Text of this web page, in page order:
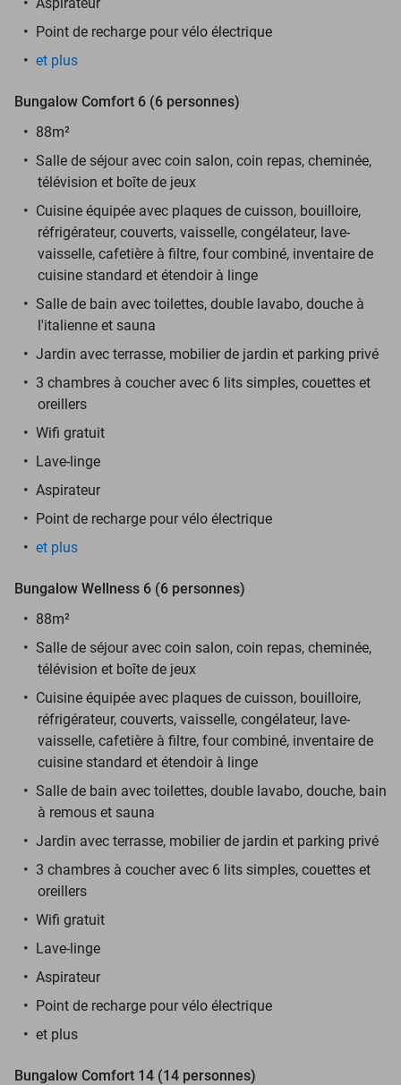
Point de recharge pour vélo électrique
et plus
Bungalow Comfort 6 (6 personnes)
88m²
Salle de séjour avec coin salon, coin repas, cheminée,
télévision et boîte de jeux
Cuisine équipée avec plaques de cuisson, bouilloire,
réfrigérateur, couverts, vaisselle, congélateur, lave-
vaisselle, cafetière à filtre, four combiné, inventaire de
cuisine standard et étendoir à linge
Salle de bain avec toilettes, double lavabo, douche à
l'italienne et sauna
Jardin avec terrasse, mobilier de jardin et parking privé
3 chambres à coucher avec 6 lits simples, couettes et
oreillers
Wifi gratuit
Lave-linge
Aspirateur
Point de recharge pour vélo électrique
et plus
Bungalow Wellness 6 (6 personnes)
88m²
Salle de séjour avec coin salon, coin repas, cheminée,
télévision et boîte de jeux
Cuisine équipée avec plaques de cuisson, bouilloire,
réfrigérateur, couverts, vaisselle, congélateur, lave-
vaisselle, cafetière à filtre, four combiné, inventaire de
cuisine standard et étendoir à linge
Salle de bain avec toilettes, double lavabo, douche, bain
à remous et sauna
Jardin avec terrasse, mobilier de jardin et parking privé
3 chambres à coucher avec 6 lits simples, couettes et
oreillers
Wifi gratuit
Lave-linge
Aspirateur
Point de recharge pour vélo électrique
et plus
Bungalow Comfort 14 (14 personnes)